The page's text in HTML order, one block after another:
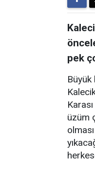
pek
üzüm